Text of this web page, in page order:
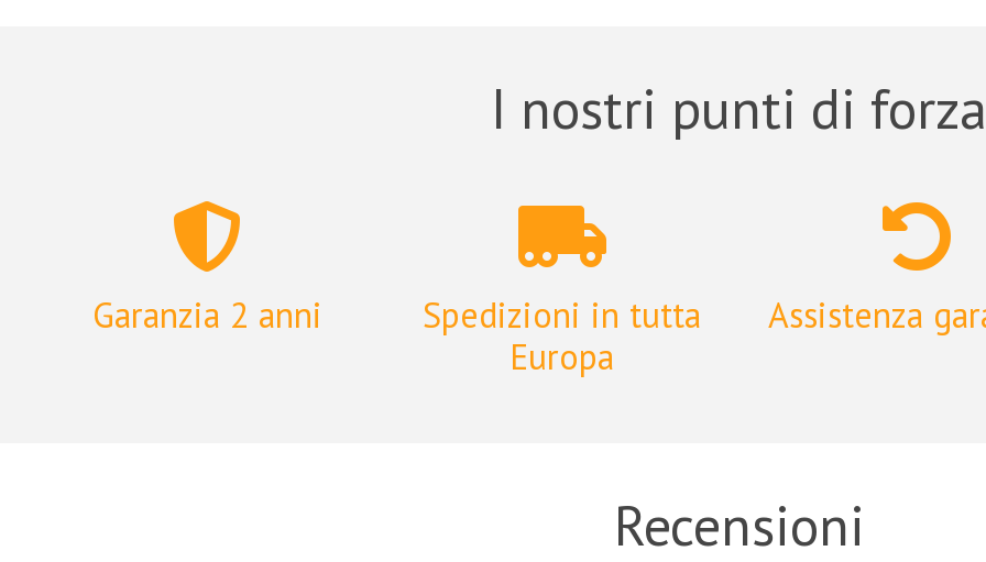
I nostri punti di
Garanzia 2 anni
Spedizioni in tutta
Europa
Assistenza
Recensioni